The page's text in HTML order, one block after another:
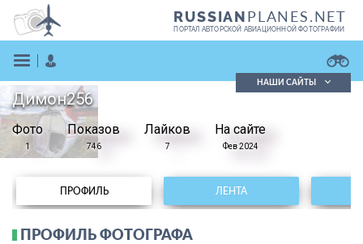
RUSSIANPLANES.NET
ПОРТАЛ АВТОРСКОЙ АВИАЦИОННОЙ ФОТОГРАФИИ
Поиск в реестре
Подробно
НАШИ САЙТЫ
Димон256
Фото
1
Показов
746
Лайков
7
На сайте
Фев 2024
ПРОФИЛЬ ЛЕНТА
ПРОФИЛЬ ФОТОГРАФА